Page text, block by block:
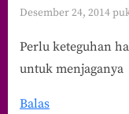
Desember 24, 2014
Perlu keteguhan
untuk menjaganya
Balas